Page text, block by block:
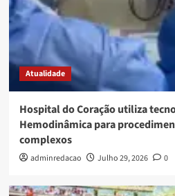
Atualidade
Hospital do Coração utiliza
Hemodinâmica para
complexos
adminredacao Julho 29, 2026 0